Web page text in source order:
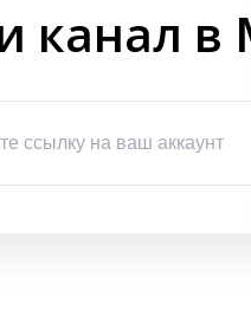
канал в